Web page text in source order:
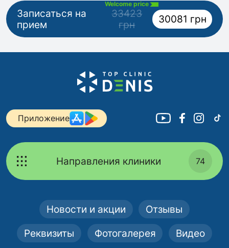
Записаться на
прием
Welcome price
33423
грн
30081 грн
Приложение
Направления клиники 74
Новости и акции Отзывы
Реквизиты Фотогалерея Видео